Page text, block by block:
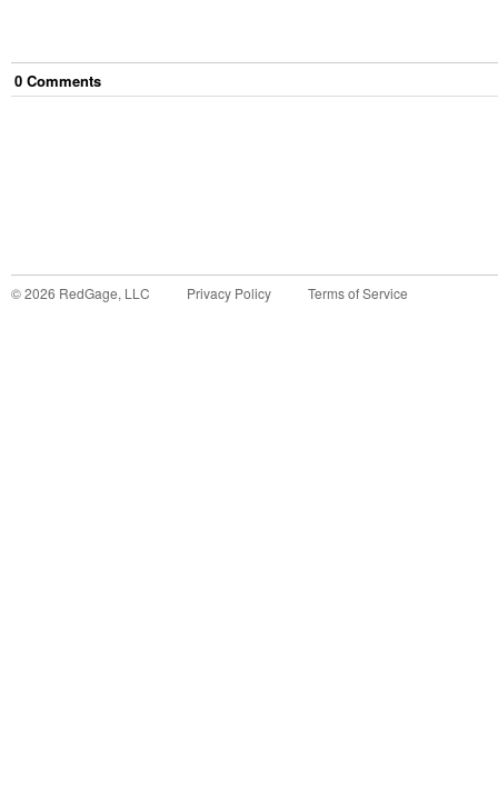
0 Comments
©2026 RedGage, LLC Privacy Policy Terms of Service